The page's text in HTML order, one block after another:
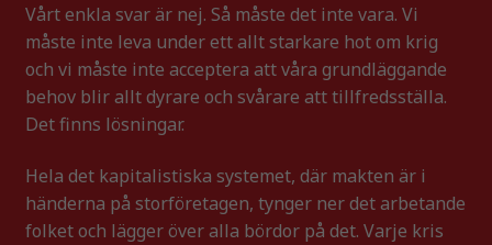
Vårt enkla svar är nej. Så måste det inte vara. Vi
måste inte leva under ett allt starkare hot om krig
och vi måste inte acceptera att våra grundläggande
behov blir allt dyrare och svårare att tillfredsställa.
Det finns lösningar.
Hela det kapitalistiska systemet, där makten är i
händerna på storföretagen, tynger ner det arbetande
folket och lägger över alla bördor på det. Varje kris